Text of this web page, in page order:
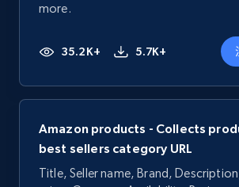
more.
35.2K+ 5.7K+
Amazon products - Collects
best sellers category URL
Title, Seller name, Brand,